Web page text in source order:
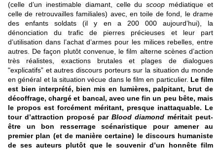
(celle d’un inestimable diamant, celle duscoop médiatique et
celle de retrouvailles familiales) avec, en toile de fond, le drame
des enfants soldats (il y en a 200 000 aujourd’hui), la
dénonciation du trafic de pierres précieuses et leur part
d’utilisation dans l’achat d’armes pour les milices rebelles, entre
autres. De façon plutôt convenue, le film alterne scènes d’action
très réalistes, exactions brutales et plages de dialogues
"explicatifs” et autres discours porteurs sur la situation du monde
en général et la situation vécue dans le film en particulier. Le film
est bien interprété, bien mis en lumières, palpitant, brut de
décoffrage, chargé et bancal, avec une fin un peu bête, mais
le propos est forcément méritant, presque inattaquable. Le
tour d’attraction proposé par Blood diamond méritait peut-
être un bon resserrage scénaristique pour amener au
premier plan (et de manière certaine) le discours humaniste
de ses auteurs plutôt que le souvenir d’un honnête film